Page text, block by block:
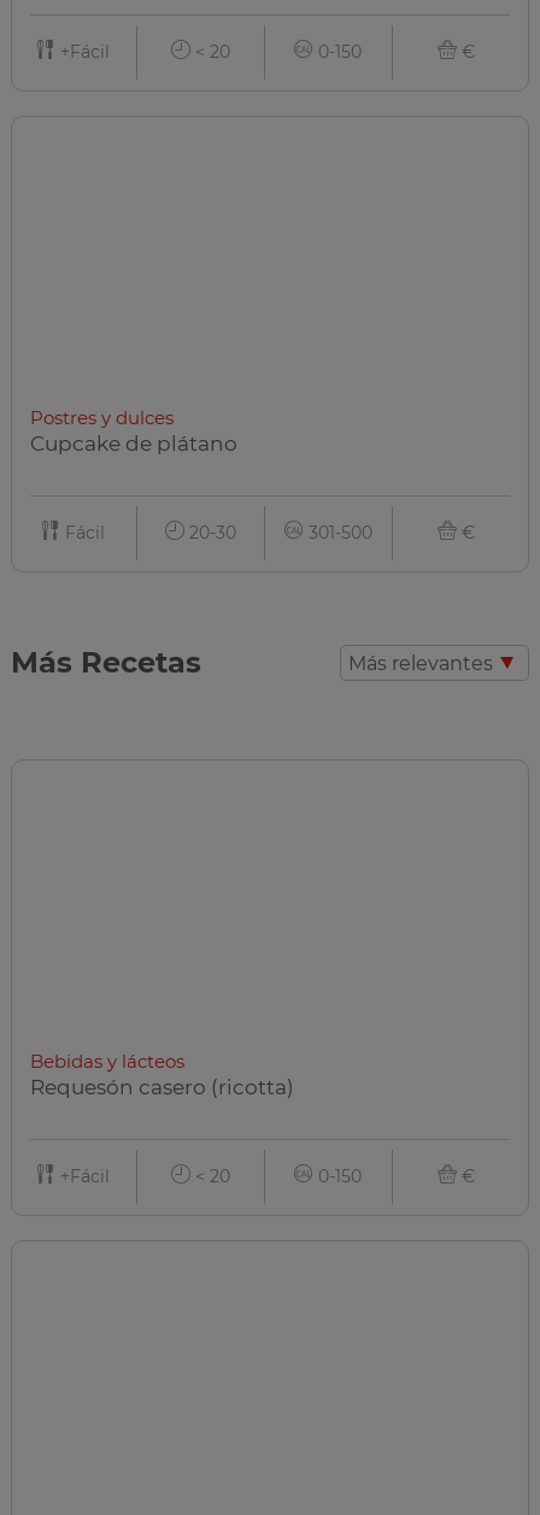
+Fácil < 20 0-150 €
Postres y dulces
Cupcake de plátano
Fácil 20-30 301-500 €
Más Recetas Más relevantes
Bebidas y lácteos
Requesón casero (ricotta)
+Fácil < 20 0-150 €